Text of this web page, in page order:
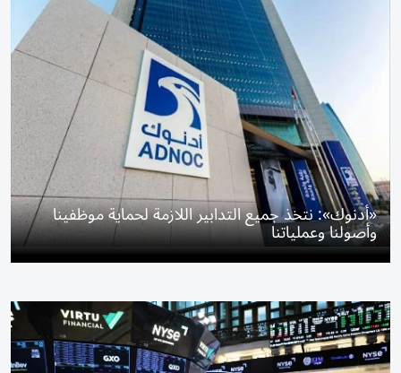
«أدنوك»: نتخذ جميع التدابير اللازمة لحماية موظفينا
وأصولنا وعملياتنا